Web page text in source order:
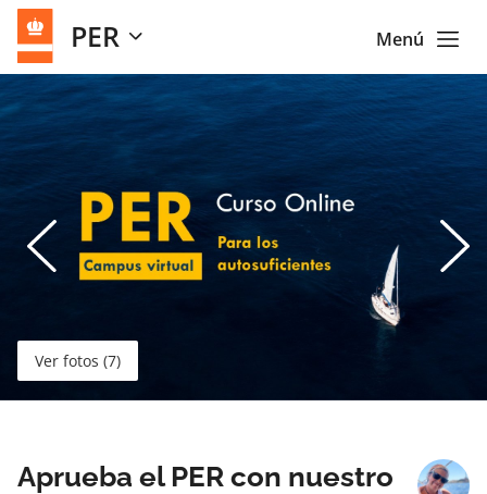
PER Menú
Ver fotos (7)
Aprueba el PER con nuestro